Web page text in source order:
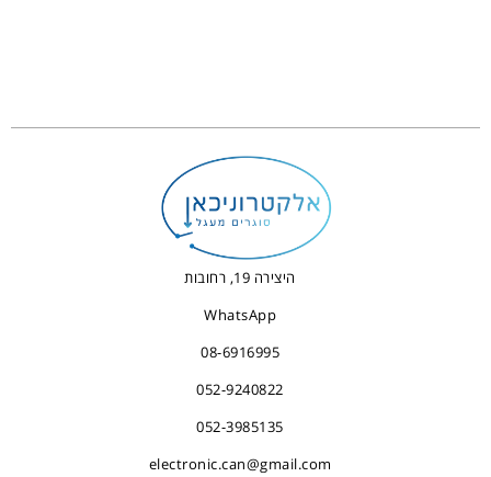
היצירה 19, רחובות
WhatsApp
08-6916995
052-9240822
052-3985135
electronic.can@gmail.com